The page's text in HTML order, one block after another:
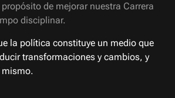
de mejorar nuestra Carrera
disciplinar.
la política constituye un medio que
transformaciones y cambios, y
mismo.